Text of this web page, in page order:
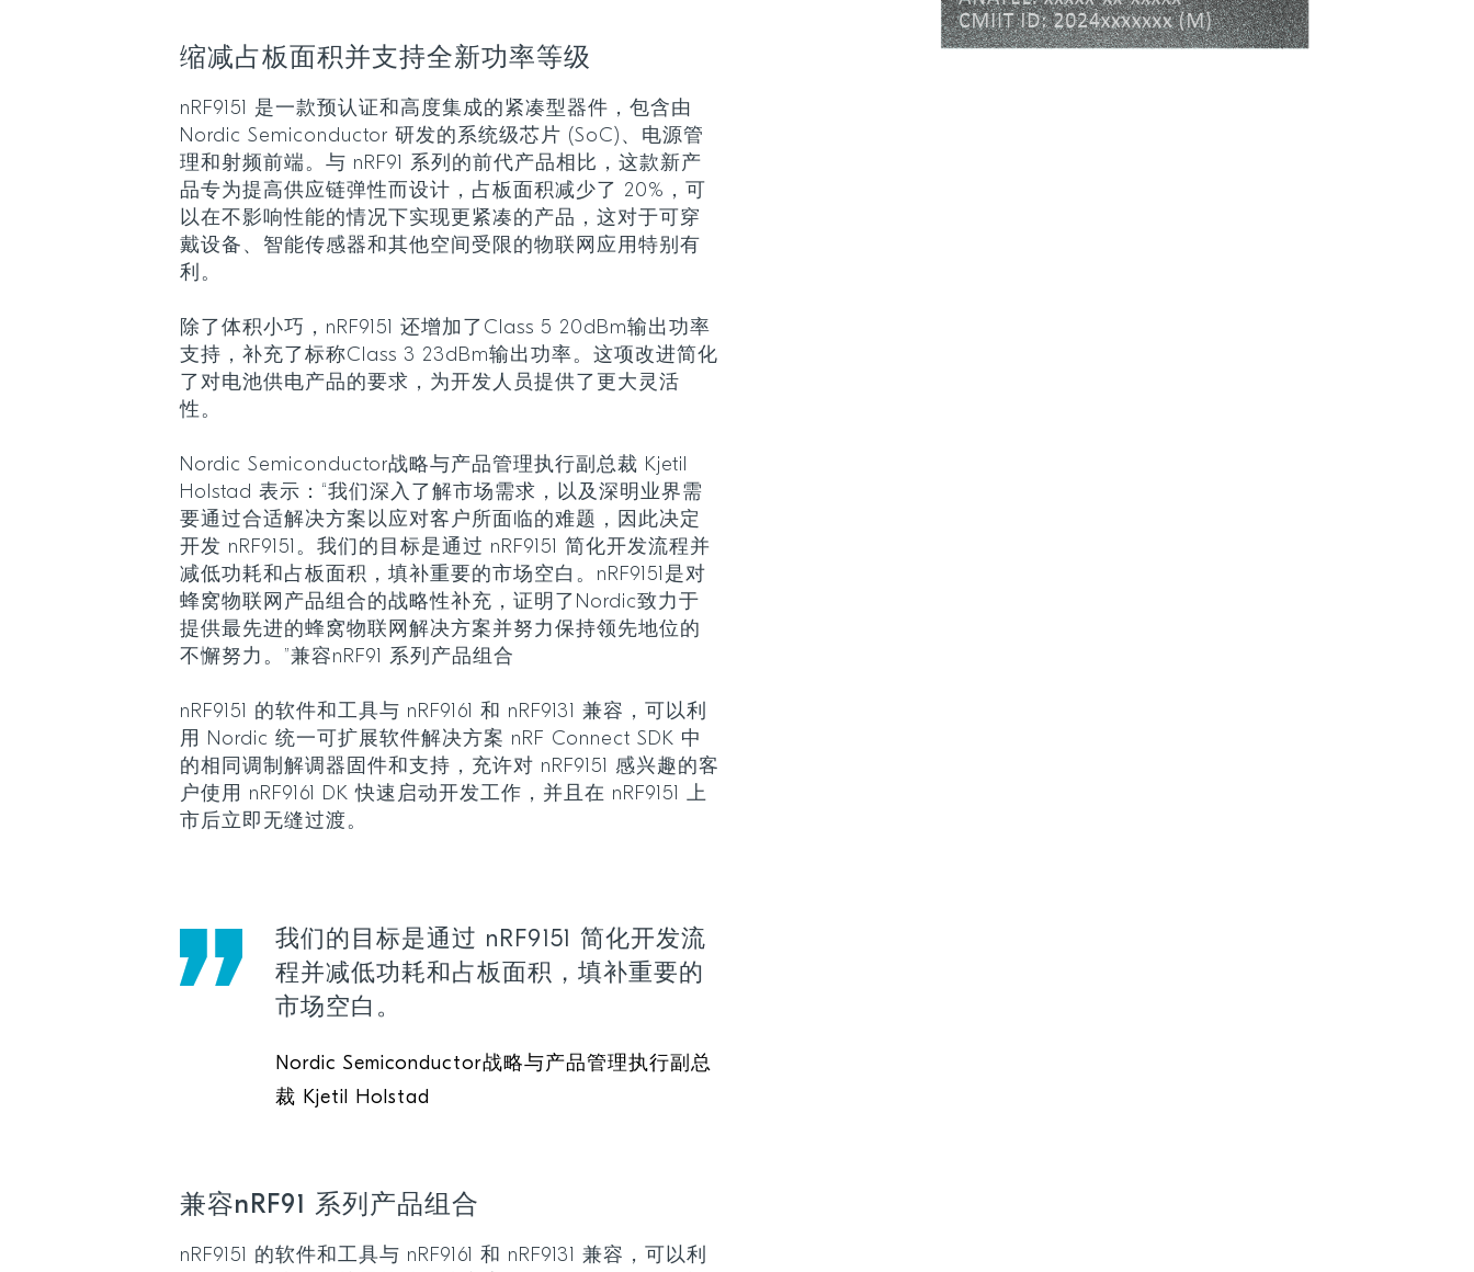
缩减占板面积并支持全新功率等级
nRF9151 是一款预认证和高度集成的紧凑型器件，包含由
Nordic Semiconductor 研发的系统级芯片 (SoC)、电源管
理和射频前端。与 nRF91 系列的前代产品相比，这款新产
品专为提高供应链弹性而设计，占板面积减少了 20%，可
以在不影响性能的情况下实现更紧凑的产品，这对于可穿
戴设备、智能传感器和其他空间受限的物联网应用特别有
利。
除了体积小巧，nRF9151 还增加了Class 5 20dBm输出功率
支持，补充了标称Class 3 23dBm输出功率。这项改进简化
了对电池供电产品的要求，为开发人员提供了更大灵活
性。
Nordic Semiconductor战略与产品管理执行副总裁 Kjetil
Holstad 表示：“我们深入了解市场需求，以及深明业界需
要通过合适解决方案以应对客户所面临的难题，因此决定
开发 nRF9151。我们的目标是通过 nRF9151 简化开发流程并
减低功耗和占板面积，填补重要的市场空白。nRF9151是对
蜂窝物联网产品组合的战略性补充，证明了Nordic致力于
提供最先进的蜂窝物联网解决方案并努力保持领先地位的
不懈努力。”兼容nRF91 系列产品组合
nRF9151 的软件和工具与 nRF9161 和 nRF9131 兼容，可以利
用 Nordic 统一可扩展软件解决方案 nRF Connect SDK 中
的相同调制解调器固件和支持，充许对 nRF9151 感兴趣的客
户使用 nRF9161 DK 快速启动开发工作，并且在 nRF9151 上
市后立即无缝过渡。
我们的目标是通过 nRF9151 简化开发流
程并减低功耗和占板面积，填补重要的
市场空白。
Nordic Semiconductor战略与产品管理执行副总
裁 Kjetil Holstad
兼容nRF91 系列产品组合
nRF9151 的软件和工具与 nRF9161 和 nRF9131 兼容，可以利